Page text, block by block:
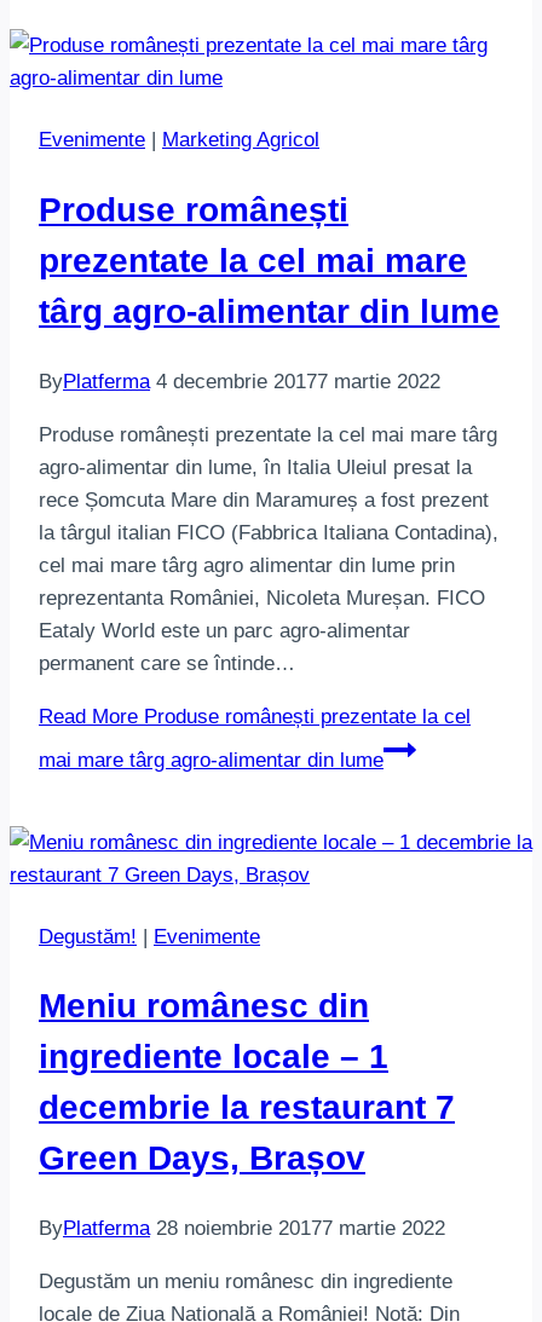
Evenimente Marketing Agricol
Produse românești
prezentate la cel mai mare
târg agro-alimentar din lume
ByPlatferma 4 decembrie 20177 martie 2022
Produse românești prezentate la cel mai mare târg
agro-alimentar din lume, în Italia Uleiul presat la
rece Șomcuta Mare din Maramureș a fost prezent
la târgul italian FICO (Fabbrica Italiana Contadina),
cel mai mare târg agro alimentar din lume prin
reprezentanta României, Nicoleta Mureșan. FICO
Eataly World este un parc agro-alimentar
permanent care se întinde…
Read More Produse românești prezentate la cel
mai mare târg agro-alimentar din lume
Degustăm! | Evenimente
Meniu românesc din
ingrediente locale – 1
decembrie la restaurant 7
Green Days, Brașov
ByPlatferma 28 noiembrie 20177 martie 2022
Degustăm un meniu românesc din ingrediente
locale de Ziua Națională a României! Notă: Din